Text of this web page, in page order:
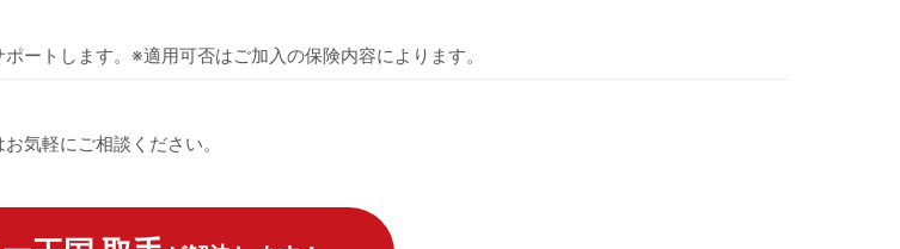
ートします。※適用可否はご加入の保険内容によります。
気軽にご相談ください。